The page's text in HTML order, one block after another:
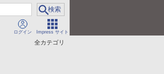
ログイン Impress サイト
全カテゴリ